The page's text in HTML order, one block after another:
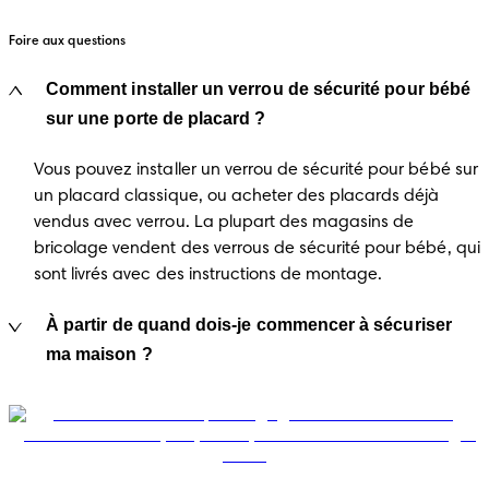
Foire aux questions
Comment installer un verrou de sécurité pour bébé
sur une porte de placard ?
Vous pouvez installer un verrou de sécurité pour bébé sur
un placard classique, ou acheter des placards déjà
vendus avec verrou. La plupart des magasins de
bricolage vendent des verrous de sécurité pour bébé, qui
sont livrés avec des instructions de montage.
À partir de quand dois-je commencer à sécuriser
ma maison ?